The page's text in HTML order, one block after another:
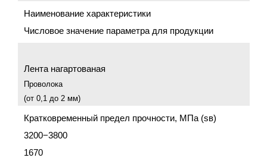
Наименование характеристики
Числовое значение параметра для продукции
Лента нагартованая
Проволока
(от 0,1 до 2 мм)
Кратковременный предел прочности, МПа (sв)
3200−3800
1670